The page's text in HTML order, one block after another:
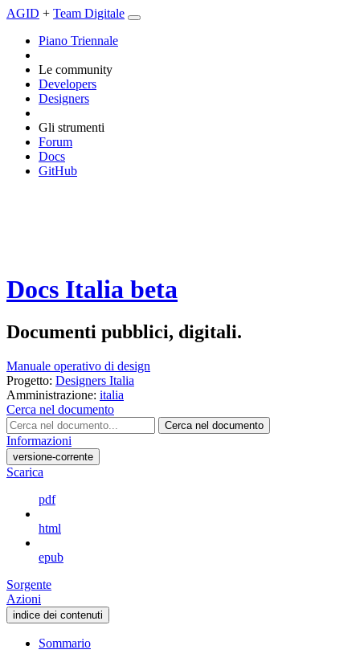
AGID + Team Digitale
Piano Triennale
Le community
Developers
Designers
Gli strumenti
Forum
Docs
GitHub
Docs Italia beta
Documenti pubblici, digitali.
Manuale operativo di design
Progetto: Designers Italia
Amministrazione: italia
Cerca nel documento
Cerca nel documento
Informazioni
versione-corrente
Scarica
pdf
html
epub
Sorgente
Azioni
indice dei contenuti
Sommario